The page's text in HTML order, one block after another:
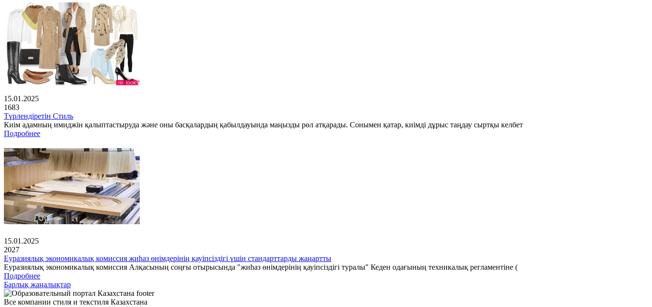
15.01.2025
1683
Түрлендіретін Стиль
Киім адамның имиджін қалыптастыруда және оны басқалардың қабылдауында маңызды рөл атқарады. Сонымен қатар, киімді дұрыс таңдау сыртқы келбет
Подробнее
15.01.2025
2027
Еуразиялық экономикалық комиссия жиһаз өнімдерінің қауіпсіздігі үшін стандарттарды жаңартты
Еуразиялық экономикалық комиссия Алқасының соңғы отырысында "жиһаз өнімдерінің қауіпсіздігі туралы" Кеден одағының техникалық регламентіне (
Подробнее
Барлық жаңалықтар
Все компании стиля и текстиля Казахстана